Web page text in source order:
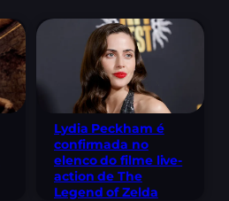
Lydia Peckham é
confirmada no
elenco do filme live-
action de The
Legend of Zelda